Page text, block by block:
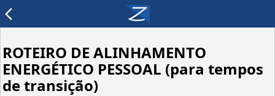
arrow_back_ios
ROTEIRO DE ALINHAMENTO
ENERGÉTICO PESSOAL (para tempos
de transição)